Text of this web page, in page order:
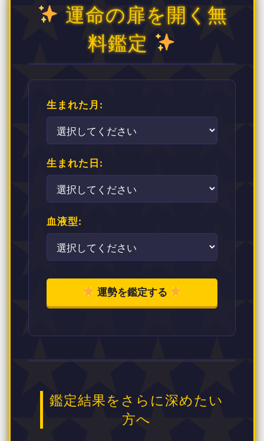
運命の扉を開く無
料鑑定
生まれた月:
生まれた日:
血液型:
運勢を鑑定する
鑑定結果をさらに深めたい
方へ